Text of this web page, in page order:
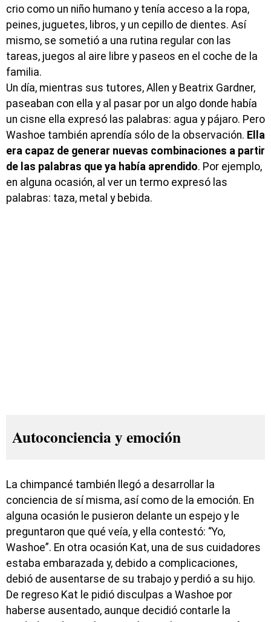
crio como un niño humano y tenía acceso a la ropa,
peines, juguetes, libros, y un cepillo de dientes. Así
mismo, se sometió a una rutina regular con las
tareas, juegos al aire libre y paseos en el coche de la
familia.
Un día, mientras sus tutores, Allen y Beatrix Gardner,
paseaban con ella y al pasar por un algo donde había
un cisne ella expresó las palabras: agua y pájaro. Pero
Washoe también aprendía sólo de la observación. Ella
era capaz de generar nuevas combinaciones a partir
de las palabras que ya había aprendido. Por ejemplo,
en alguna ocasión, al ver un termo expresó las
palabras: taza, metal y bebida.
Autoconciencia y emoción
La chimpancé también llegó a desarrollar la
conciencia de sí misma, así como de la emoción. En
alguna ocasión le pusieron delante un espejo y le
preguntaron que qué veía, y ella contestó: “Yo,
Washoe”. En otra ocasión Kat, una de sus cuidadores
estaba embarazada y, debido a complicaciones,
debió de ausentarse de su trabajo y perdió a su hijo.
De regreso Kat le pidió disculpas a Washoe por
haberse ausentado, aunque decidió contarle la